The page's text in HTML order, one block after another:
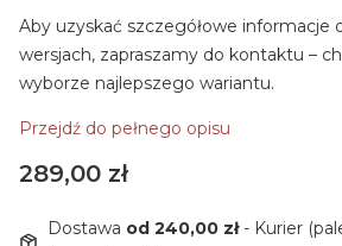
Aby uzyskać szczegółowe informacje
wersjach, zapraszamy do kontaktu –
wyborze najlepszego wariantu.
Przejdź do pełnego opisu
Cena
289,00 zł
Dostawa od 240,00 zł- Kurier